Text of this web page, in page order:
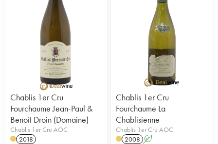
Chablis 1er Cru
Fourchaume Jean-Paul &
Benoît Droin (Domaine)
Chablis 1er Cru AOC
2018
Chablis 1er Cru
Fourchaume La
Chablisienne
Chablis 1er Cru AOC
2008 A